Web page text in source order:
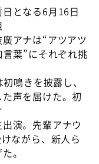
となる6月16日
アナは“アツアツ
葉”にそれぞれ挑
鳴きを披露し、
声を届けた。初
出演。先輩アナウ
ながら、新人ら
。